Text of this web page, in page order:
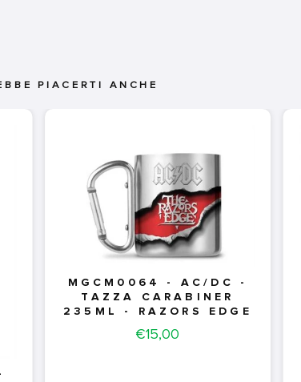
PIACERTI ANCHE
MGCM0064 - AC/DC -
TAZZA CARABINER
235ML - RAZORS EDGE
Price
€15,00